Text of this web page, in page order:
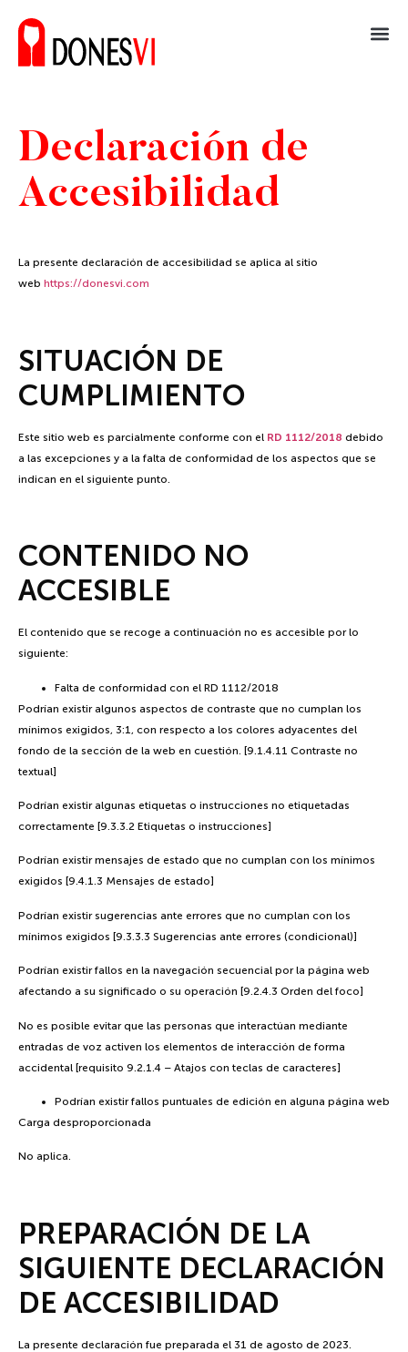
Declaración de
Accesibilidad
La presente declaración de accesibilidad se aplica al sitio
web https://donesvi.com
SITUACIÓN DE
CUMPLIMIENTO
Este sitio web es parcialmente conforme con el RD 1112/2018 debido
a las excepciones y a la falta de conformidad de los aspectos que se
indican en el siguiente punto.
CONTENIDO NO
ACCESIBLE
El contenido que se recoge a continuación no es accesible por lo
siguiente:
Falta de conformidad con el RD 1112/2018
Podrían existir algunos aspectos de contraste que no cumplan los
mínimos exigidos, 3:1, con respecto a los colores adyacentes del
fondo de la sección de la web en cuestión. [9.1.4.11 Contraste no
textual]
Podrían existir algunas etiquetas o instrucciones no etiquetadas
correctamente [9.3.3.2 Etiquetas o instrucciones]
Podrían existir mensajes de estado que no cumplan con los mínimos
exigidos [9.4.1.3 Mensajes de estado]
Podrían existir sugerencias ante errores que no cumplan con los
mínimos exigidos [9.3.3.3 Sugerencias ante errores (condicional)]
Podrían existir fallos en la navegación secuencial por la página web
afectando a su significado o su operación [9.2.4.3 Orden del foco]
No es posible evitar que las personas que interactúan mediante
entradas de voz activen los elementos de interacción de forma
accidental [requisito 9.2.1.4 – Atajos con teclas de caracteres]
Podrían existir fallos puntuales de edición en alguna página web
Carga desproporcionada
No aplica.
PREPARACIÓN DE LA
SIGUIENTE DECLARACIÓN
DE ACCESIBILIDAD
La presente declaración fue preparada el 31 de agosto de 2023.